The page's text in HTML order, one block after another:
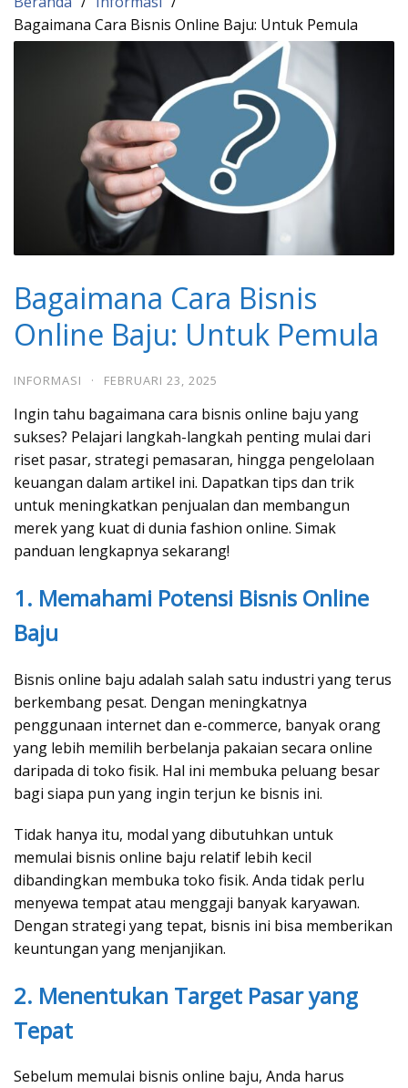
Bagaimana Cara Bisnis Online Baju: Untuk Pemula
Bagaimana Cara Bisnis
Online Baju: Untuk Pemula
INFORMASI · FEBRUARI 23, 2025
Ingin tahu bagaimana cara bisnis online baju yang
sukses? Pelajari langkah-langkah penting mulai dari
riset pasar, strategi pemasaran, hingga pengelolaan
keuangan dalam artikel ini. Dapatkan tips dan trik
untuk meningkatkan penjualan dan membangun
merek yang kuat di dunia fashion online. Simak
panduan lengkapnya sekarang!
1. Memahami Potensi Bisnis Online
Baju
Bisnis online baju adalah salah satu industri yang terus
berkembang pesat. Dengan meningkatnya
penggunaan internet dan e-commerce, banyak orang
yang lebih memilih berbelanja pakaian secara online
daripada di toko fisik. Hal ini membuka peluang besar
bagi siapa pun yang ingin terjun ke bisnis ini.
Tidak hanya itu, modal yang dibutuhkan untuk
memulai bisnis online baju relatif lebih kecil
dibandingkan membuka toko fisik. Anda tidak perlu
menyewa tempat atau menggaji banyak karyawan.
Dengan strategi yang tepat, bisnis ini bisa memberikan
keuntungan yang menjanjikan.
2. Menentukan Target Pasar yang
Tepat
Sebelum memulai bisnis online baju, Anda harus